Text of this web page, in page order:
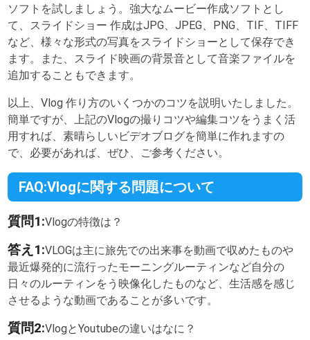
ソフトを試しましょう。強大なムービー作成ソフトとし
て、スライドショー 作成はJPG、JPEG、PNG、TIF、TIFF
など、様々な形式の写真をスライドショーとして保存でき
ます。また、スライド映画の背景音として音楽ファイルを
追加することもできます。
以上、Vlog 作り方のいくつかのコツを説明いたしました。
簡単ですが、上記のVlogの撮りコツや編集コツをうまく活
用すれば、素晴らしいビデオブログを簡単に作れますの
で、必要があれば、ぜひ、ご参考ください。
FAQ:Vlogに関する問題について
質問1:Vlogの特徴は？
答え1:VLOGは主に旅先での出来事を動画で収めたものや
最近爆発的に流行ったモーニングルーティンなど自分の
日々のルーティンをう映像化したものなど、生活感を感じ
させるような動画であることが多いです。
質問2:VlogとYoutubeの違いはなに？